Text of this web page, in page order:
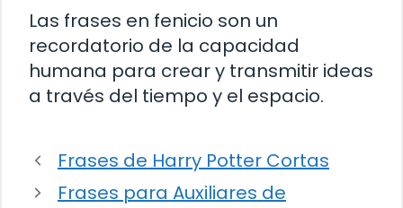
Las frases en fenicio son un
recordatorio de la capacidad
humana para crear y transmitir ideas
a través del tiempo y el espacio.
Frases de Harry Potter Cortas
Frases para Auxiliares de